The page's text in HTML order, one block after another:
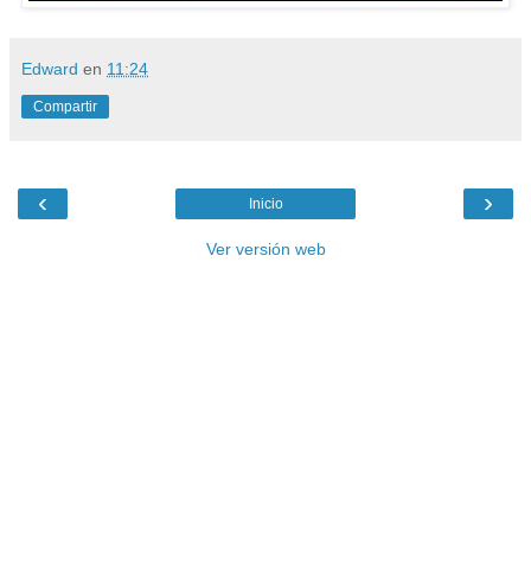
Edward en 11:24
Compartir
‹ ›
Inicio
Ver versión web